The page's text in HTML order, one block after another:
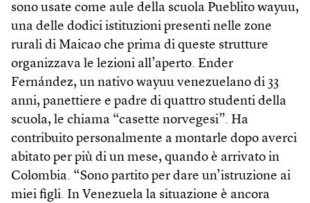
sono usate come aule della scuola Pueblito wayuu,
una delle dodici istituzioni presenti nelle zone
rurali di Maicao che prima di queste strutture
organizzava le lezioni all’aperto. Ender
Fernández, un nativo wayuu venezuelano di 33
anni, panettiere e padre di quattro studenti della
scuola, le chiama “casette norvegesi”. Ha
contribuito personalmente a montarle dopo averci
abitato per più di un mese, quando è arrivato in
Colombia. “Sono partito per dare un’istruzione ai
miei figli. In Venezuela la situazione è ancora